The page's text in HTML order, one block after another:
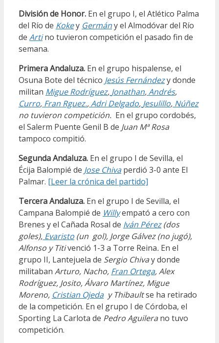
División de Honor. En el grupo I, el Atlético Palma
del Río de Kokey Germány el Almodóvar del Río
de Artino tuvieron competición el pasado fin de
semana.
Primera Andaluza. En el grupo hispalense, el
Osuna Bote del técnico Jesús Fernándezy donde
militan Migue Rodríguez, Jonathan,Andrés,
Curro, Fran Rguez.,Adri Delgado, Jesulillo, Núñez
no tuvieron competición. En el grupo cordobés,
el Salerm Puente Genil B de Juan Mª Rosa
tampoco compitió.
Segunda Andaluza. En el grupo I de Sevilla, el
Écija Balompié de Jose Chivaperdió 3-0 ante El
Palmar. [Leer la crónica del partido]
Tercera Andaluza. En el grupo I de Sevilla, el
Campana Balompié de Willyempató a cero con
Brenes y el Cañada Rosal de Iván Pérez(dos
goles), Evaristo (un gol), Jorge Gálvez (no jugó),
Alfonso y Titivenció 1-3 a Torre Reina. En el
grupo II, Lantejuela de Sergio Chivay donde
militaban Arturo, Nacho, Fran Ortega, Alex
Rodríguez, Josito, Álvaro Martínez, Migue
Moreno, Cristian Ojeday Thibaultse ha retirado
de la competición. En el grupo I de Córdoba, el
Sporting La Carlota de Pedro Aguilera no tuvo
competición.